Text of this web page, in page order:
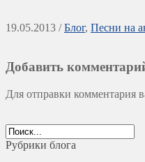
19.05.2013 /Блог, Песни на
Добавить
Для отправки комментария
Рубрики блога